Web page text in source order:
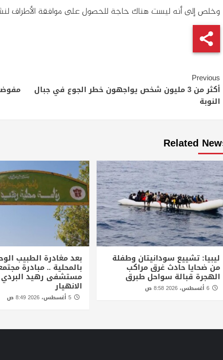
وخلص إلى أنه ليست هناك حاجة للحصول على موافقة الأطراف
Continue
Reading
Previous
أكثر من 3 مليون شخص يواجهون خطر الجوع في جبال
النوبة
Related
ليبيا: تشييع سودانيتان وطفلة
من ضحايا حادث غرق مراكب
الهجرة قبالة سواحل طبرق
6 أغسطس، 2026 8:58 ص
بعد مغادرة الطبيب
بالمحلية .. مبادرة
مستشفى رهيد
الانهيار